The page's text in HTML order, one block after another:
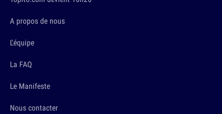
A propos de nous
L'équipe
La FAQ
Le Manifeste
Nous contacter